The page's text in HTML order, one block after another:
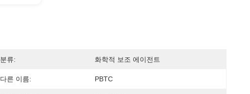
분류: 화학적 보조 에이전트
다른 이름: PBTC